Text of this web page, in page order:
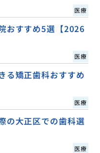
医療
おすすめ5選【2026
医療
る矯正歯科おすすめ
医療
の大正区での歯科選
医療